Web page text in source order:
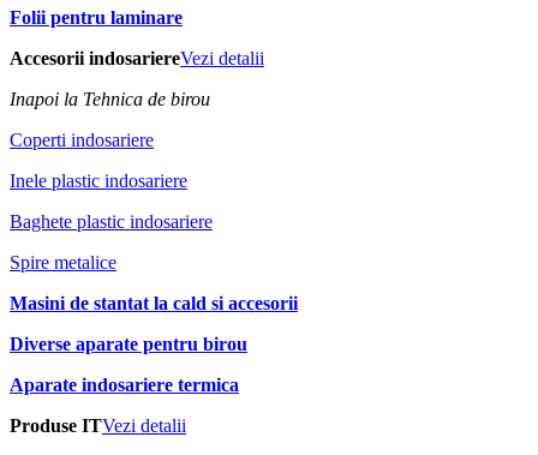
Folii pentru laminare
Accesorii indosariereVezi detalii
Inapoi la Tehnica de birou
Coperti indosariere
Inele plastic indosariere
Baghete plastic indosariere
Spire metalice
Masini de stantat la cald si accesorii
Diverse aparate pentru birou
Aparate indosariere termica
Produse ITVezi detalii